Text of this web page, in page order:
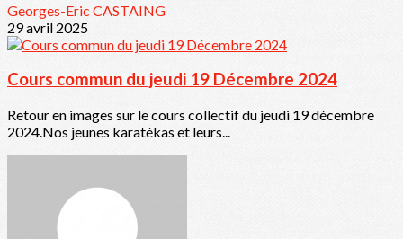
Georges-Eric CASTAING
29 avril 2025
Cours commun du jeudi 19 Décembre 2024
Retour en images sur le cours collectif du jeudi 19 décembre
2024.Nos jeunes karatékas et leurs...